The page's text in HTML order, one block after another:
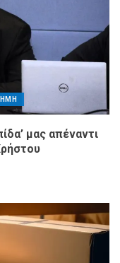
μας απέναντι